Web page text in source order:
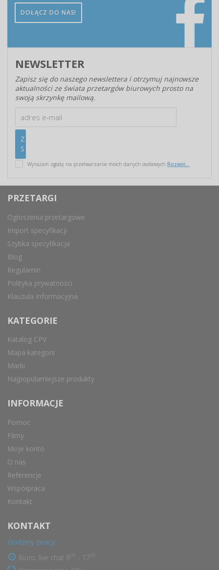
DOŁĄCZ DO NAS!
NEWSLETTER
Zapisz się do naszego newslettera i otrzymuj najnowsze
aktualności ze świata przetargów biurowych prosto na
swoją skrzynkę mailową.
Wyrażam zgodę na przetwarzanie moich danych osobowych Rozwiń...
PRZETARGI
Ogłoszenia przetargowe
Import specyfikacji
Szybka specyfikacja
Blog
Regulamin
Polityka prywatności
Klauzula Informacyjna
KATEGORIE
Katalog CPV
Mapa kategorii
Marki
Najpopularniejsze produkty
INFORMACJE
Pomoc
Filmy
Moje konto
O nas
Referencje
Współpraca
Kontakt
KONTAKT
Godziny pracy
Biuro, live chat 8 - 17